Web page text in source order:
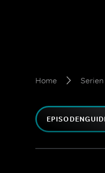
Home Serien